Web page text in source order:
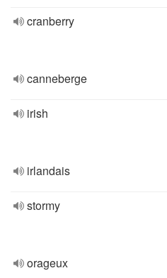
cranberry
canneberge
irish
irlandais
stormy
orageux